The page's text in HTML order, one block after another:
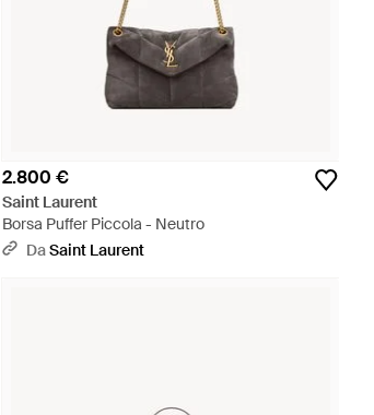
2.800 €
Saint Laurent
Borsa Puffer Piccola - Neutro
DaSaint Laurent